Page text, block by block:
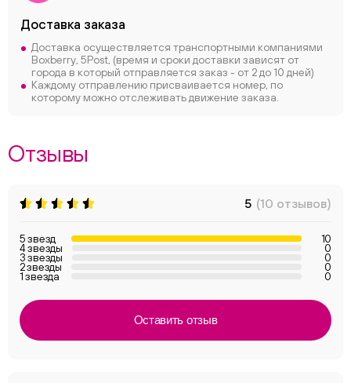
Доставка заказа
Доставка осуществляется транспортными компаниями
Boxberry, 5Post, (время и сроки доставки зависят от
города в который отправляется заказ - от 2 до 10 дней)
Каждому отправлению присваивается номер, по
которому можно отслеживать движение заказа.
Отзывы
5 (10 отзывов)
5 звезд 10
4 звезды 0
3 звезды 0
2 звезды 0
1 звезда 0
Оставить отзыв